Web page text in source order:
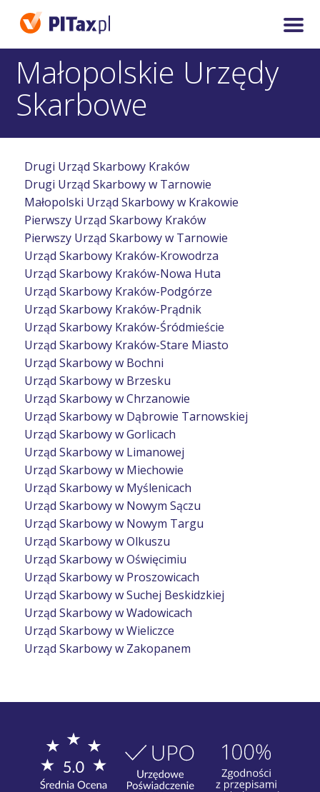
Małopolskie Urzędy
Skarbowe
Drugi Urząd Skarbowy Kraków
Drugi Urząd Skarbowy w Tarnowie
Małopolski Urząd Skarbowy w Krakowie
Pierwszy Urząd Skarbowy Kraków
Pierwszy Urząd Skarbowy w Tarnowie
Urząd Skarbowy Kraków-Krowodrza
Urząd Skarbowy Kraków-Nowa Huta
Urząd Skarbowy Kraków-Podgórze
Urząd Skarbowy Kraków-Prądnik
Urząd Skarbowy Kraków-Śródmieście
Urząd Skarbowy Kraków-Stare Miasto
Urząd Skarbowy w Bochni
Urząd Skarbowy w Brzesku
Urząd Skarbowy w Chrzanowie
Urząd Skarbowy w Dąbrowie Tarnowskiej
Urząd Skarbowy w Gorlicach
Urząd Skarbowy w Limanowej
Urząd Skarbowy w Miechowie
Urząd Skarbowy w Myślenicach
Urząd Skarbowy w Nowym Sączu
Urząd Skarbowy w Nowym Targu
Urząd Skarbowy w Olkuszu
Urząd Skarbowy w Oświęcimiu
Urząd Skarbowy w Proszowicach
Urząd Skarbowy w Suchej Beskidzkiej
Urząd Skarbowy w Wadowicach
Urząd Skarbowy w Wieliczce
Urząd Skarbowy w Zakopanem